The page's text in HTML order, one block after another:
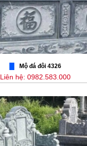
Mộ đá đôi 4326
Liên hệ: 0982.583.000